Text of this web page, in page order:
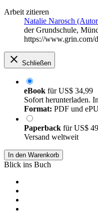
Arbeit zitieren
Natalie Narosch
der Grundschule,
https://www.grin.com/
Schließen
eBook fürUS$ 34,99
Sofort herunterladen.
Format: PDF und
Paperback fürUS$
Versand weltweit
In den Warenkorb
Blick ins Buch